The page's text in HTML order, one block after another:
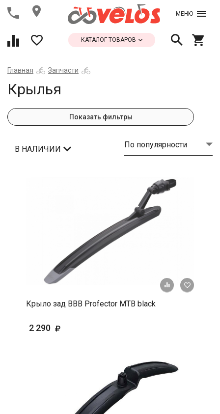
МЕНЮ
КАТАЛОГ ТОВАРОВ
Главная Запчасти
Крылья
Показать фильтры
В НАЛИЧИИ По популярности
+ К
Крыло зад ВВВ Profector МТВ black
2 290